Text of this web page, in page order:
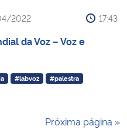
2022 17:43
da Voz – Voz e
#labvoz #palestra
Próxima página »